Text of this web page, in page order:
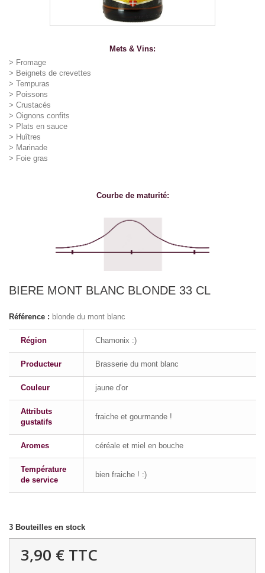
Mets & Vins:
> Fromage
> Beignets de crevettes
> Tempuras
> Poissons
> Crustacés
> Oignons confits
> Plats en sauce
> Huîtres
> Marinade
> Foie gras
Courbe de maturité:
BIERE MONT BLANC BLONDE 33 CL
Référence : blonde du mont blanc
Région Chamonix :)
Producteur Brasserie du mont blanc
Couleur jaune d'or
Attributs
gustatifs
fraiche et gourmande !
Aromes céréale et miel en bouche
Température
de service
bien fraiche ! :)
3 Bouteilles en stock
3,90 € TTC